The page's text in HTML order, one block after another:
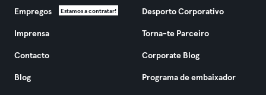
Empregos Estamos a contratar!
Imprensa
Contacto
Blog
Desporto Corporativo
Torna-te Parceiro
Corporate Blog
Programa de embaixador